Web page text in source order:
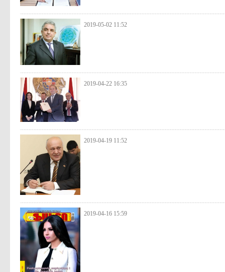
2019-05-02 11:52
2019-04-22 16:35
2019-04-19 11:52
2019-04-16 15:59